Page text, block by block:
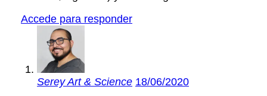
Accede para responder
Serey Art & Science 18/06/2020